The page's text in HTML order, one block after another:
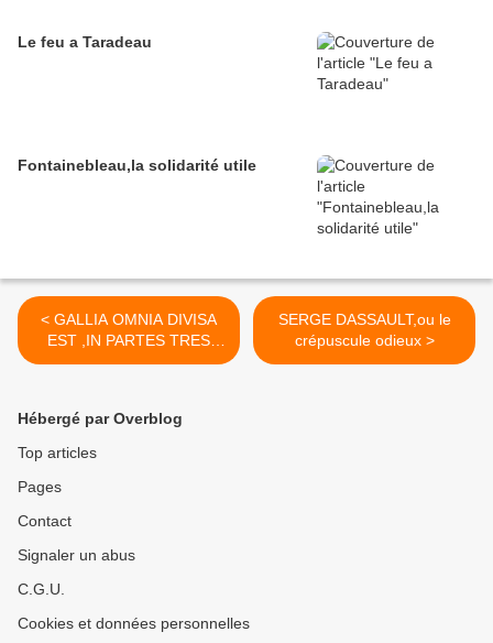
Le feu a Taradeau
Fontainebleau,la solidarité utile
< GALLIA OMNIA DIVISA
EST ,IN PARTES TRES
,l'orthographe m'en fait
SERGE DASSAULT,ou le
crépuscule odieux >
Hébergé par Overblog
Top articles
Pages
Contact
Signaler un abus
C.G.U.
Cookies et données personnelles